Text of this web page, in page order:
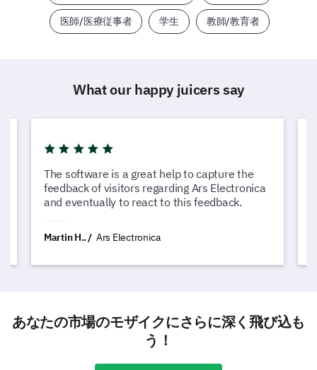
医師/医療従事者 学生 教師/教育者
What our happy juicers say
The software is a great help to capture the
feedback of visitors regarding Ars Electronica
and eventually to react to this feedback.
Martin H.. Ars Electronica
あなたの市場のモザイクにさらに深く飛び込も
う！